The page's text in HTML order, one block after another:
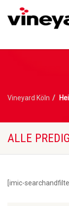
Vineyard Köln
ALLE
[imic-